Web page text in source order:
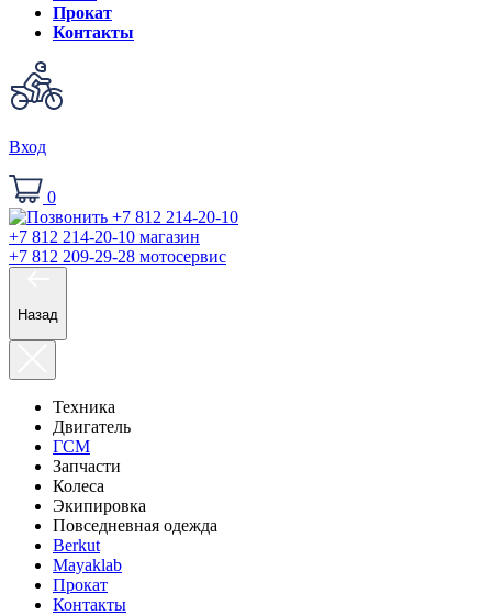
Прокат
Контакты
Вход
0
+7 812 214-20-10 магазин
+7 812 209-29-28 мотосервис
Назад
Техника
Двигатель
ГСМ
Запчасти
Колеса
Экипировка
Повседневная одежда
Berkut
Mayaklab
Прокат
Контакты